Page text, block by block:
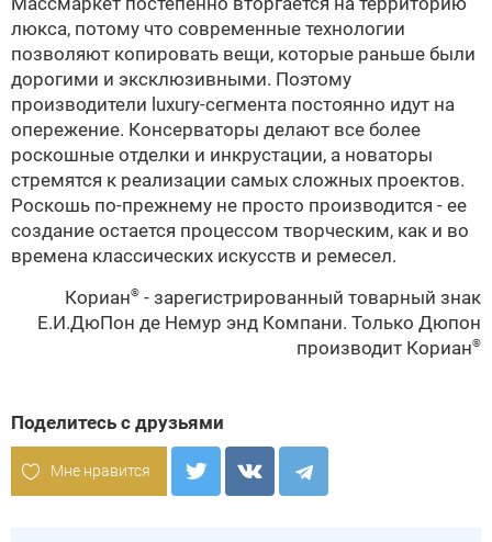
люкса, потому что современные технологии
позволяют копировать вещи, которые раньше были
дорогими и эксклюзивными. Поэтому
производители luxury-сегмента постоянно идут на
опережение. Консерваторы делают все более
роскошные отделки и инкрустации, а новаторы
стремятся к реализации самых сложных проектов.
Роскошь по-прежнему не просто производится - ее
создание остается процессом творческим, как и во
времена классических искусств и ремесел.
Кориан® - зарегистрированный товарный знак
Е.И.ДюПон де Немур энд Компани. Только Дюпон
производит Кориан®
Поделитесь с друзьями
Мне нравится